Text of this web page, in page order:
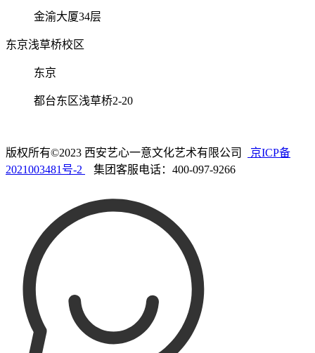
金渝大厦34层
东京浅草桥校区
东京
都台东区浅草桥2-20
版权所有©2023 西安艺心一意文化艺术有限公司
京ICP备
2021003481号-2
集团客服电话：400-097-9266